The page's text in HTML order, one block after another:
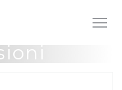
sui cookie